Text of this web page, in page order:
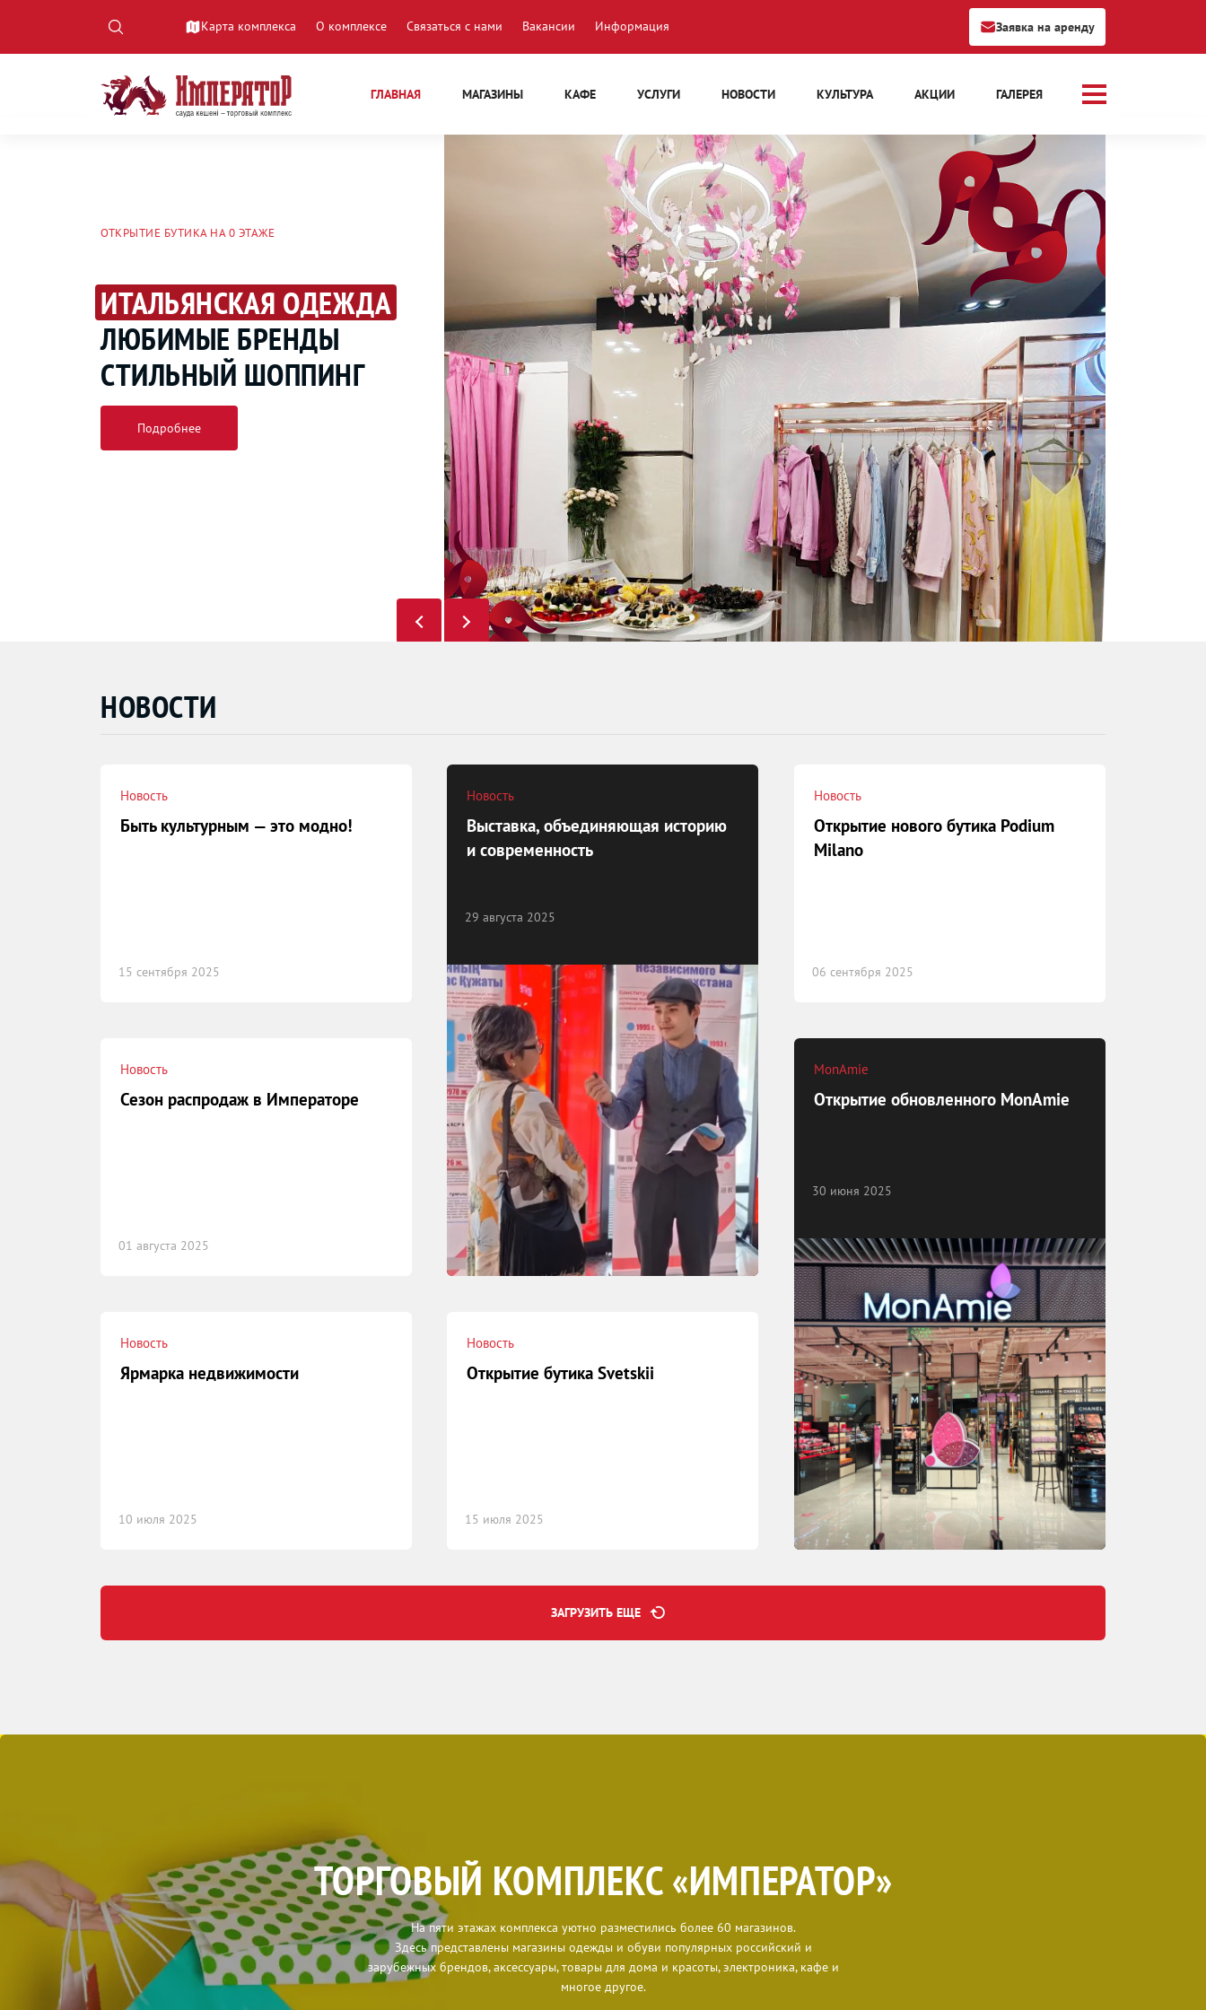
Карта комплекса О комплексе Связаться с нами Вакансии Информация Заявка на аренду
ГЛАВНАЯ МАГАЗИНЫ КАФЕ УСЛУГИ НОВОСТИ КУЛЬТУРА АКЦИИ ГАЛЕРЕЯ
ОСЕННИЙ ПРОЕКТ
КУЛЬТУРНЫЙ ИМПЕРАТОР
ПРИХОДИ И БЕРИ КАРТОЧКИ
ОТКРЫТИЕ БУТИКА НА 0 ЭТАЖЕ
ИТАЛЬЯНСКАЯ ОДЕЖДА
ЛЮБИМЫЕ БРЕНДЫ
СТИЛЬНЫЙ ШОППИНГ
Подробнее
НОВОСТИ
Новость
Быть культурным — это модно!
15 сентября 2025
Новость
Выставка, объединяющая историю
и современность
29 августа 2025
Новость
Открытие нового бутика Podium
Milano
06 сентября 2025
Новость
Сезон распродаж в Императоре
01 августа 2025
MonAmie
Открытие обновленного MonAmie
30 июня 2025
Новость
Ярмарка недвижимости
10 июля 2025
Новость
Открытие бутика Svetskii
15 июля 2025
ЗАГРУЗИТЬ ЕЩЕ
ТОРГОВЫЙ КОМПЛЕКС «ИМПЕРАТОР»
На пяти этажах комплекса уютно разместились более 60 магазинов.
Здесь представлены магазины одежды и обуви популярных российский и
зарубежных брендов, аксессуары, товары для дома и красоты, электроника, кафе и
многое другое.